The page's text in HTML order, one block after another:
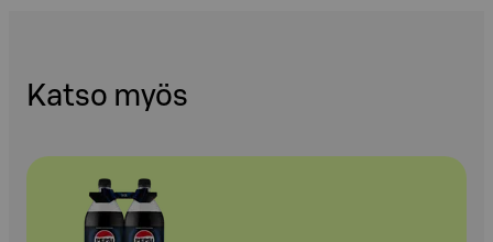
Katso myös